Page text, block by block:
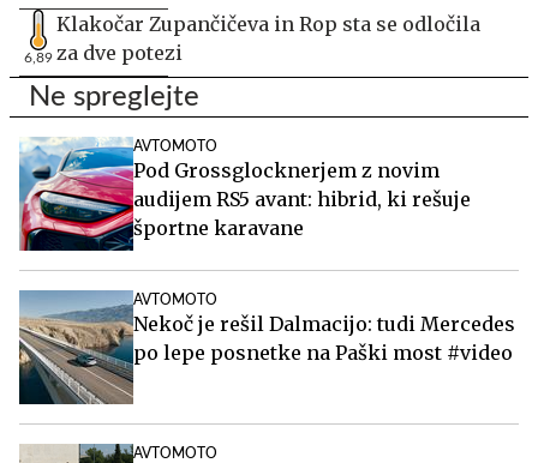
6,89
Klakočar Zupančičeva in Rop sta se odločila
za dve potezi
Ne spreglejte
AVTOMOTO
Pod Grossglocknerjem z novim
audijem RS5 avant: hibrid, ki rešuje
športne karavane
AVTOMOTO
Nekoč je rešil Dalmacijo: tudi Mercedes
po lepe posnetke na Paški most #video
AVTOMOTO